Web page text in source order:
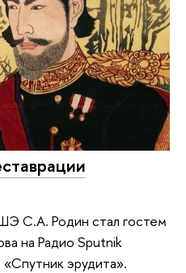
С.А. Родин стал гостем
на Радио Sputnik
эрудита».